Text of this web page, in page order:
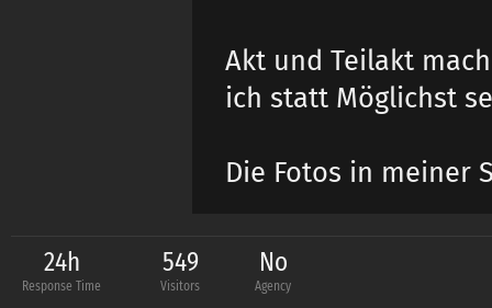
Akt und Teilakt
ich statt Möglichst
Die Fotos in meiner
24h
Response Time
549
Visitors
No
Agency